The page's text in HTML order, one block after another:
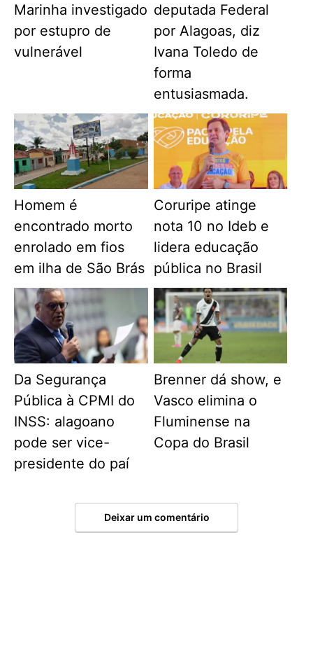
Marinha investigado
por estupro de
vulnerável
deputada Federal
por Alagoas, diz
Ivana Toledo de
forma
entusiasmada.
Homem é
encontrado morto
enrolado em fios
em ilha de São Brás
Coruripe atinge
nota 10 no Ideb e
lidera educação
pública no Brasil
Da Segurança
Pública à CPMI do
INSS: alagoano
pode ser vice-
presidente do paí
Brenner dá show, e
Vasco elimina o
Fluminense na
Copa do Brasil
Deixar um comentário